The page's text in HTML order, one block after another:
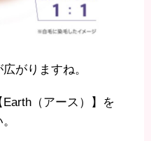
がりますね。
（アース）】を
。